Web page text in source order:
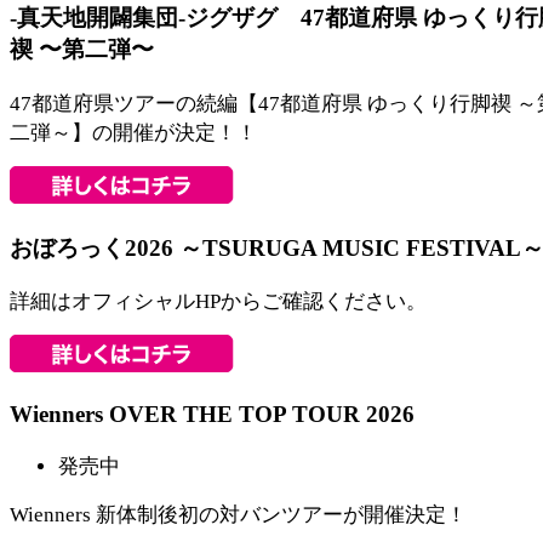
-真天地開闢集団-ジグザグ 47都道府県 ゆっくり行
禊 〜第二弾〜
47都道府県ツアーの続編【47都道府県 ゆっくり行脚禊 ～
二弾～】の開催が決定！！
おぼろっく2026 ～TSURUGA MUSIC FESTIVAL～
詳細はオフィシャルHPからご確認ください。
Wienners OVER THE TOP TOUR 2026
発売中
Wienners 新体制後初の対バンツアーが開催決定！